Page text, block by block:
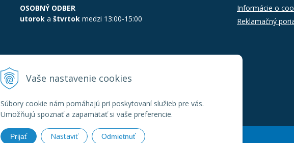
Vaše nastavenie cookies
Súbory cookie nám pomáhajú pri poskytovaní služieb pre vás.
Umožňujú spoznať a zapamätať si vaše preferencie.
Prijať Nastaviť Odmietnuť
OSOBNÝ ODBER
utorok a štvrtok medzi 13:00-15:00
Informácie o
Reklamačný